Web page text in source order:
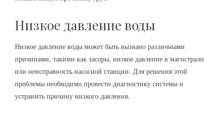
Низкое давление воды
Низкое давление воды может быть вызвано различными
причинами‚ такими как засоры‚ низкое давление в магистрали
или неисправность насосной станции. Для решения этой
проблемы необходимо провести диагностику системы и
устранить причину низкого давления.